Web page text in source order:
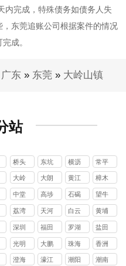
内完成，特殊债务如债务人失
东莞追账公司根据案件的情况
成。
广东 » 东莞 » 大岭山镇
站
桥头
镇
东坑
镇
横沥
镇
常平
镇
大岭
山镇
大朗
镇
黄江
镇
樟木
头镇
中堂
镇
高埗
镇
石碣
镇
望牛
墩镇
荔湾
区
天河
区
白云
区
黄埔
区
深圳
福田
区
罗湖
区
盐田
区
光明
区
大鹏
新区
珠海
香洲
区
澄海
濠江
潮阳
潮南